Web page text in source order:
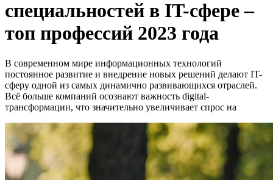
специальностей в IT-сфере –
топ профессий 2023 года
В современном мире информационных технологий
постоянное развитие и внедрение новых решений делают IT-
сферу одной из самых динамично развивающихся отраслей.
Всё больше компаний осознают важность digital-
трансформации, что значительно увеличивает спрос на